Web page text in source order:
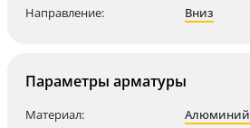
Направление:
Вниз
Параметры арматуры
Материал:
Алюминий